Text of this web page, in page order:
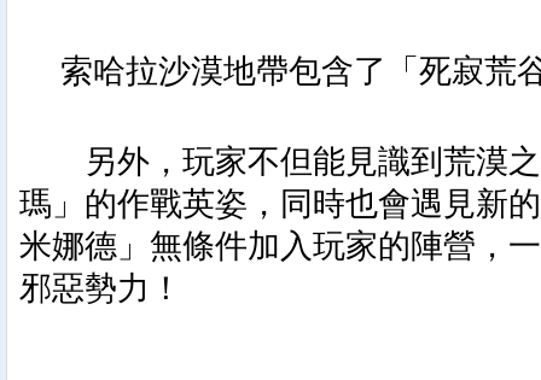
索哈拉沙漠地帶包含了「死寂荒
另外，玩家不但能見識到荒漠之
瑪」的作戰英姿，同時也會遇見新
米娜德」無條件加入玩家的陣營，
邪惡勢力！